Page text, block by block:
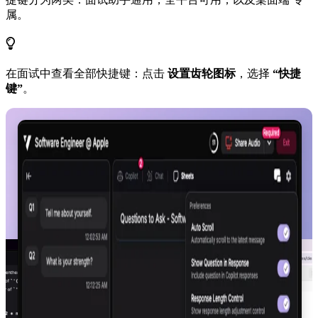
属。
在面试中查看全部快捷键：点击 设置齿轮图标，选择 “快捷
键”。